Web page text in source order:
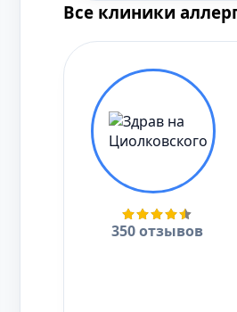
Все клиники
350 отзывов